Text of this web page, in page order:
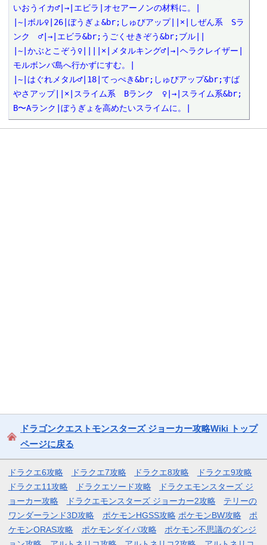
いおうイカ♂|→|エビラ|オセアーノンの材料に。|
|~|ボル♀|26|ぼうぎょ&br;しゅびアップ||×|しぜん系　Sラ
ンク　♂|→|エビラ&br;うごくせきぞう&br;ブル||
|~|かぶとこぞう♀||||×|メタルキング♂|→|ヘラクレイザー|
モルボンバ島へ行かずにすむ。|
|~|はぐれメタル♂|18|てっぺき&br;しゅびアップ&br;すば
やさアップ||×|スライム系　Bランク　♀|→|スライム系&br;
B〜Aランク|ぼうぎょを高めたいスライムに。|
ドラゴンクエストモンスターズ ジョーカー攻略Wiki トップ
ページに戻る
ドラクエ6攻略 ドラクエ7攻略 ドラクエ8攻略
ドラクエ9攻略
ドラクエ11攻略
ドラクエソード攻略
ドラクエモンスターズ ジ
ョーカー攻略
ドラクエモンスターズ ジョーカー2攻略
テリーの
ワンダーランド3D攻略
ポケモンHGSS攻略 ポケモンBW攻略
ポ
ケモンORAS攻略
ポケモンダイパ攻略
ポケモン不思議のダンジ